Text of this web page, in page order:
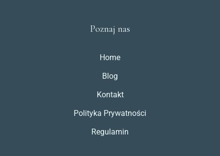
Poznaj nas
Home
Blog
Kontakt
Polityka Prywatności
Regulamin